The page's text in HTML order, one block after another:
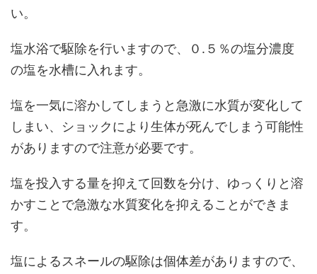
い。
塩水浴で駆除を行いますので、０.５％の塩分濃度
の塩を水槽に入れます。
塩を一気に溶かしてしまうと急激に水質が変化して
しまい、ショックにより生体が死んでしまう可能性
がありますので注意が必要です。
塩を投入する量を抑えて回数を分け、ゆっくりと溶
かすことで急激な水質変化を抑えることができま
す。
塩によるスネールの駆除は個体差がありますので、